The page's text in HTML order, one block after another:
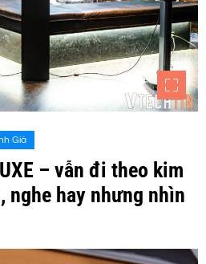
Giá
– vẫn đi theo kim
nghe hay nhưng nhìn